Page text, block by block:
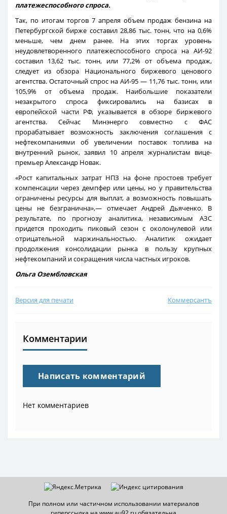
платежеспособного спроса.
Так, по итогам торгов 7 апреля объем продаж бензина на
Петербургской бирже составил 28,86 тыс. тонн, что на 0,6%
меньше, чем днем ранее. На этих торгах уровень
неудовлетворенного платежеспособного спроса на АИ-92
составил 13,62 тыс. тонн, или 77,2% от объема продаж,
следует из обзора Национального биржевого ценового
агентства. Остаточный спрос на АИ-95 — 11,76 тыс. тонн, или
105,9% от объема продаж. Наибольшие показатели
незакрытого спроса фиксировались на базисах в
европейской части РФ, указывается в обзоре биржевого
агентства. Сейчас Минэнерго совместно с ФАС
прорабатывает возможность заключения соглашения с
нефтекомпаниями об увеличении поставок топлива на
внутренний рынок, заявил 10 апреля журналистам вице-
премьер Александр Новак.
«Рост капитальных затрат НПЗ на фоне простоев требует
компенсации через демпфер или цены, но у правительства
ограничены ресурсы для выплат, а возможность повышать
цены не безгранична»,— отмечает Андрей Дьяченко. В
результате, по прогнозу аналитика, независимым АЗС
придется проходить пиковый сезон с околонулевой или
отрицательной маржинальностью. Аналитик ожидает
продолжения консолидации рынка в пользу крупных
нефтекомпаний и сокращения числа частных игроков.
Ольга Озембловская
Версия для печати Коммерсантъ
Комментарии
Написать комментарий
Нет комментариев
При полном или частичном использовании материалов